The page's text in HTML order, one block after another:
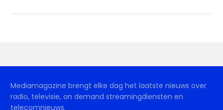
Mediamagazine brengt elke dag het laatste nieuws over
radio, televisie, on demand streamingdiensten en
telecomnieuws.